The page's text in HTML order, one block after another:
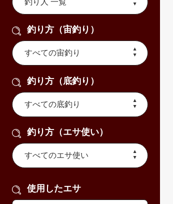
釣り方（宙釣り）
釣り方（底釣り）
釣り方（エサ使い）
使用したエサ